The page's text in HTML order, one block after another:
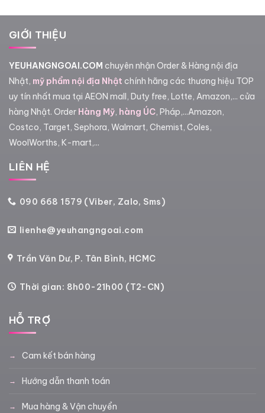
GIỚI THIỆU
YEUHANGNGOAI.COM chuyên nhận Order & Hàng nội địa
Nhật, mỹ phẩm nội địa Nhật chính hãng các thương hiệu TOP
uy tín nhất mua tại AEON mall, Duty free, Lotte, Amazon,... cửa
hàng Nhật. Order Hàng Mỹ, hàng ÚC, Pháp,...Amazon,
Costco, Target, Sephora, Walmart, Chemist, Coles,
WoolWorths, K-mart,...
LIÊN HỆ
090 668 1579 (Viber, Zalo, Sms)
lienhe@yeuhangngoai.com
Trần Văn Dư, P. Tân Bình, HCMC
Thời gian: 8h00-21h00 (T2-CN)
HỖ TRỢ
Cam kết bán hàng
Hướng dẫn thanh toán
Mua hàng & Vận chuyển